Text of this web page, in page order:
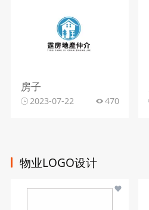
房子
2023-07-22 470
物业LOGO设计